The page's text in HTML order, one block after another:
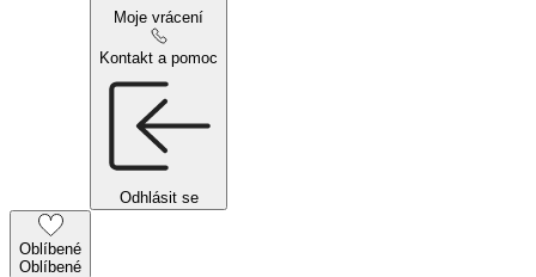
Moje vrácení
Kontakt a pomoc
Odhlásit se
Oblíbené
Oblíbené